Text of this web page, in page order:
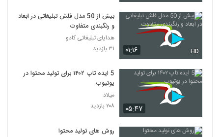
۰۱:۱۶ HD
بیش از 50 مدل فلش تبلیغاتی در ابعاد
و رنگبندی متفاوت
هدایای تبلیغاتی کادو
۳۱ بازدید
۰۵:۴۷
5 ایده تاپ ۱۴۰۲ برای تولید محتوا در
یوتیوب
میلاد
۲۰۸ بازدید
روش های تولید محتوا